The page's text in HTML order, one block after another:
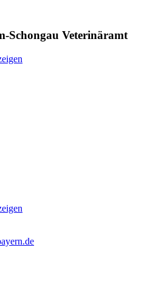
Schongau Veterinäramt